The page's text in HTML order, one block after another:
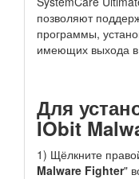
позволяют
программы,
имеющих выхода в
Для
IObit
1) Щёлкните
Malware Fighter"